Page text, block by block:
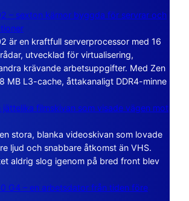
– sexton kärnor byggda för servrar och
är en kraftfull serverprocessor med 16
utvecklad för virtualisering,
krävande arbetsuppgifter. Med Zen
MB L3-cache, åttakanaligt DDR4-minne
jättelika filmskivan som visade vägen mot
stora, blanka videoskivan som lovade
ljud och snabbare åtkomst än VHS.
aldrig slog igenom på bred front blev
G4 – en arbetsdator från tiden före